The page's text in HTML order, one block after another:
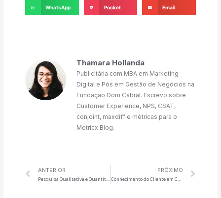
WhatsApp Pocket Email
Thamara Hollanda
Publicitária com MBA em Marketing
Digital e Pós em Gestão de Negócios na
Fundação Dom Cabral. Escrevo sobre
Customer Experience, NPS, CSAT,
conjoint, maxdiff e métricas para o
Metricx Blog.
ANTERIOR
Pesquisa Qualitativa e Quantitativa. Quais as Diferenças Entre Elas?
PRÓXIMO
Conhecimento do Cliente em Customer Experience